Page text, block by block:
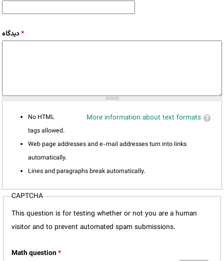
دیدگاه*
More information about text formats
No HTML
tags allowed.
Web page addresses and e-mail addresses turn into links
automatically.
Lines and paragraphs break automatically.
CAPTCHA
This question is for testing whether or not you are a human
visitor and to prevent automated spam submissions.
Math question*